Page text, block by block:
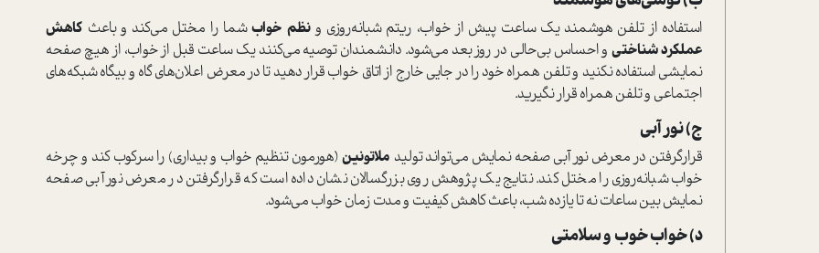
ا‌ستفاده از تلفن هوشمند یک ساعت پیش از خواب، ریتم شبانه‌روزی ونظم خوابشما را مختل می‌کند و باعث کاهش
عملکرد شناختیو احساس بی‌حالی در روز بعد می‌شود. دانشمندان توصیه می‌کنند یک ساعت قبل از خواب، از هیچ صفحه
نمایشی ا‌ستفاده نکنید و تلفن همراه خود را در جایی خارج از اتاق خواب قرار دهید تا در معرض اعلان‌های گاه و بیگاه شبکه‌های
اجتماعی و تلفن همراه قرار نگیرید.
ج) نور آبی
قرار‌گرفتن در معرض نور آبی صفحه نمایش می‌تواند تولید ملاتونین(هورمون تنظیم خواب و بیداری) را سرکوب کند و چرخه
خواب شبانه‌روزی را مختل کند. نتایج یک پژوهش روی بزرگسالان نشان داده ا‌ست که قرار‌گرفتن در معرض نور آبی صفحه
نمایش بین ساعات نه تا یازده شب، باعث کاهش کیفیت و مدت زمان خواب می‌شود.
د) خواب خوب و سلامتی